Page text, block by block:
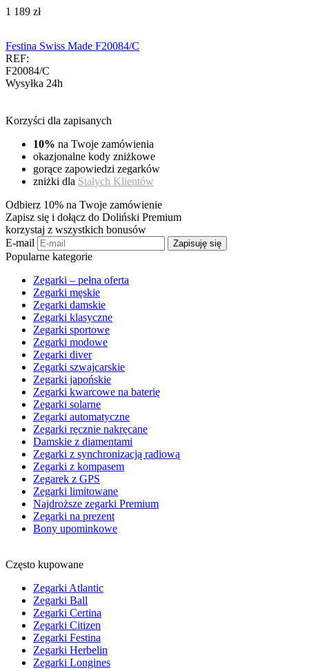
‍1 189‍ zł
Festina Swiss Made F20084/C
REF:
F20084/C
Wysyłka 24h
Korzyści dla zapisanych
10% na Twoje zamówienia
okazjonalne kody zniżkowe
gorące zapowiedzi zegarków
zniżki dla Stałych Klientów
Odbierz 10% na Twoje zamówienie
Zapisz się i dołącz do Doliński Premium
korzystaj z wszystkich bonusów
E-mail
Zapisuję się
Popularne kategorie
Zegarki – pełna oferta
Zegarki męskie
Zegarki damskie
Zegarki klasyczne
Zegarki sportowe
Zegarki modowe
Zegarki diver
Zegarki szwajcarskie
Zegarki japońskie
Zegarki kwarcowe na baterię
Zegarki solarne
Zegarki automatyczne
Zegarki ręcznie nakręcane
Damskie z diamentami
Zegarki z synchronizacją radiową
Zegarki z kompasem
Zegarek z GPS
Zegarki limitowane
Najdroższe zegarki Premium
Zegarki na prezent
Bony upominkowe
Często kupowane
Zegarki Atlantic
Zegarki Ball
Zegarki Certina
Zegarki Citizen
Zegarki Festina
Zegarki Herbelin
Zegarki Longines